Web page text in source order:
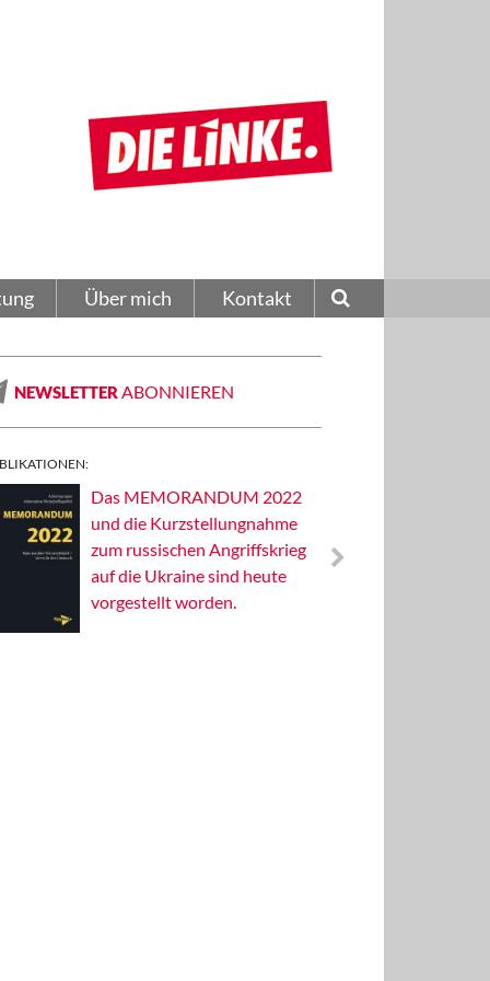
Über mich Kontakt
NEWSLETTER ABONNIEREN
Das MEMORANDUM 2022
und die Kurzstellungnahme
zum russischen Angriffskrieg
auf die Ukraine sind heute
vorgestellt worden.